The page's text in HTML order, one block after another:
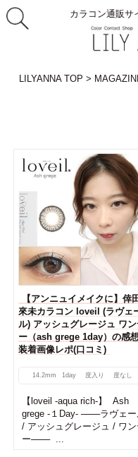
カラコン通販サ
LILYANNA TOP >
【アンニュイメイクに】倖
來未カラコン loveil (ラヴェ
ル) アッシュグレージュ ワ
ー（ash grege 1day）の感
装着画像レポ(口コミ)
14.2mm 1day 度入り 度なし
【loveil -aqua rich-】 Ash
grege -１Day- ───ラヴェ
/ アッシュグレージュ / ワ
ー─── ...